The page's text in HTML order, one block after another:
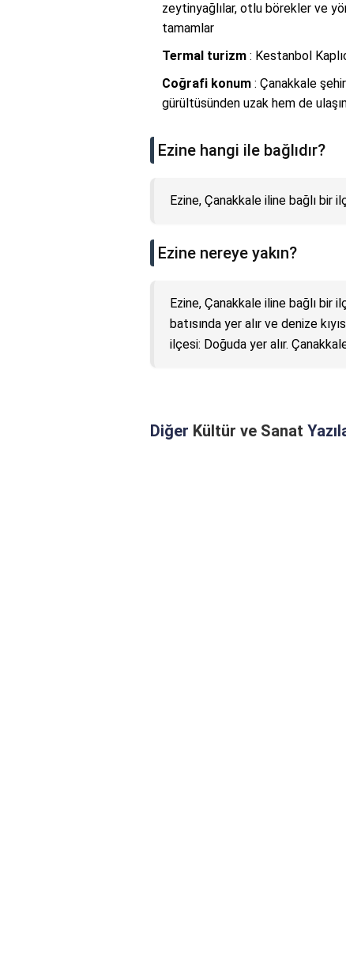
zeytinyağlılar, otlu börekler ve
tamamlar
Termal turizm : Kestanbol
Coğrafi konum : Çanakkale
gürültüsünden uzak hem de
Ezine hangi ile bağlıdır?
Ezine, Çanakkale iline bağlı bir
Ezine nereye yakın?
Ezine, Çanakkale iline bağlı bir
batısında yer alır ve denize
ilçesi: Doğuda yer alır.
Diğer Kültür ve Sanat